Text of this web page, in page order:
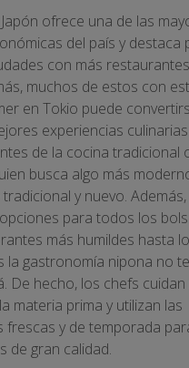
ofrece una de las
del país y destaca
con más
muchos de estos con
en Tokio puede
experiencias
de la cocina tradicional
busca algo más
tradicional y nuevo. Además,
para todos los
más humildes hasta
la gastronomía nipona no te
De hecho, los chefs
materia prima y utilizan las
frescas y de temporada
de gran calidad.